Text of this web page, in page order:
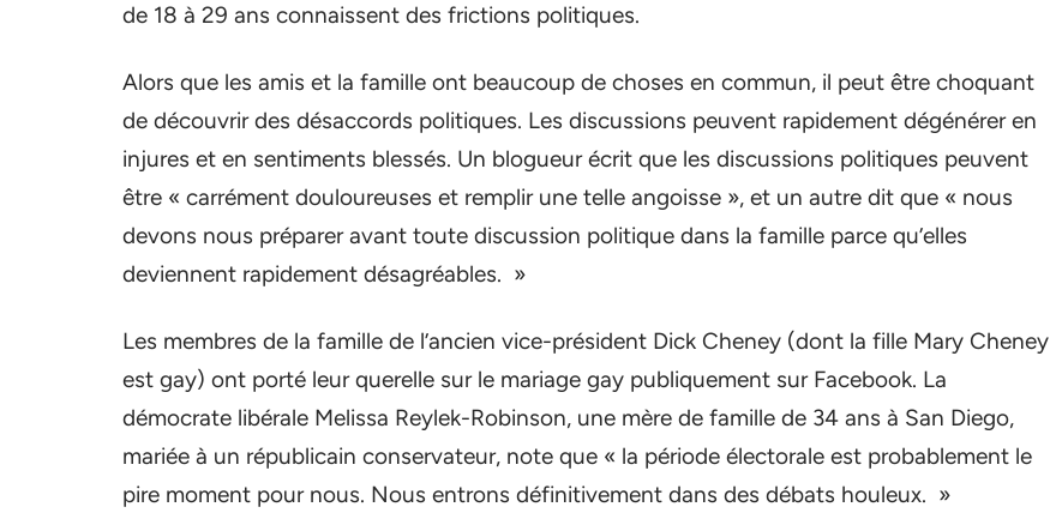
de 18 à 29 ans connaissent des frictions politiques.
Alors que les amis et la famille ont beaucoup de choses en commun, il peut être choquant
de découvrir des désaccords politiques. Les discussions peuvent rapidement dégénérer en
injures et en sentiments blessés. Un blogueur écrit que les discussions politiques peuvent
être « carrément douloureuses et remplir une telle angoisse », et un autre dit que « nous
devons nous préparer avant toute discussion politique dans la famille parce qu’elles
deviennent rapidement désagréables. »
Les membres de la famille de l’ancien vice-président Dick Cheney (dont la fille Mary Cheney
est gay) ont porté leur querelle sur le mariage gay publiquement sur Facebook. La
démocrate libérale Melissa Reylek-Robinson, une mère de famille de 34 ans à San Diego,
mariée à un républicain conservateur, note que « la période électorale est probablement le
pire moment pour nous. Nous entrons définitivement dans des débats houleux. »